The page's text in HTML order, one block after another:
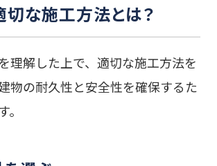
な施工方法とは？
理解した上で、適切な施工方法を
物の耐久性と安全性を確保するた